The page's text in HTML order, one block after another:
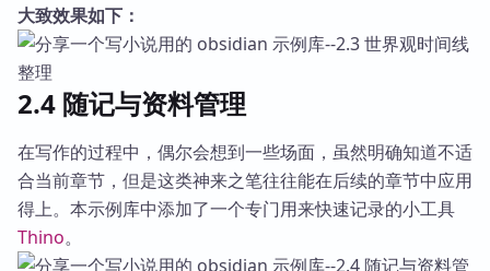
大致效果如下：
2.4 随记与资料管理
在写作的过程中，偶尔会想到一些场面，虽然明确知道不适
合当前章节，但是这类神来之笔往往能在后续的章节中应用
得上。本示例库中添加了一个专门用来快速记录的小工具
Thino。